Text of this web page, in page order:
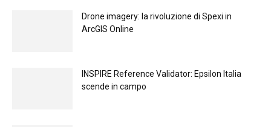
Drone imagery: la rivoluzione di Spexi in
ArcGIS Online
INSPIRE Reference Validator: Epsilon Italia
scende in campo